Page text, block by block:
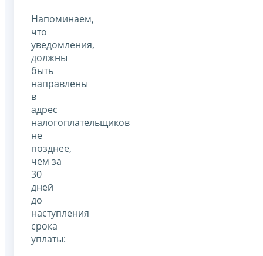
Напоминаем,
что
уведомления,
должны
быть
направлены
в
адрес
налогоплательщиков
не
позднее,
чем за
30
дней
до
наступления
срока
уплаты: